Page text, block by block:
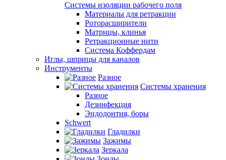
Системы изоляции рабочего поля
Материалы для ретракции
Роторасширители
Матрицы, клинья
Ретракционные нити
Система Коффердам
Иглы, шприцы для каналов
Инструменты
Разное
Системы хранения
Разное
Дезинфекция
Эндодонтия, боры
Schwert
Гладилки
Зажимы
Зеркала